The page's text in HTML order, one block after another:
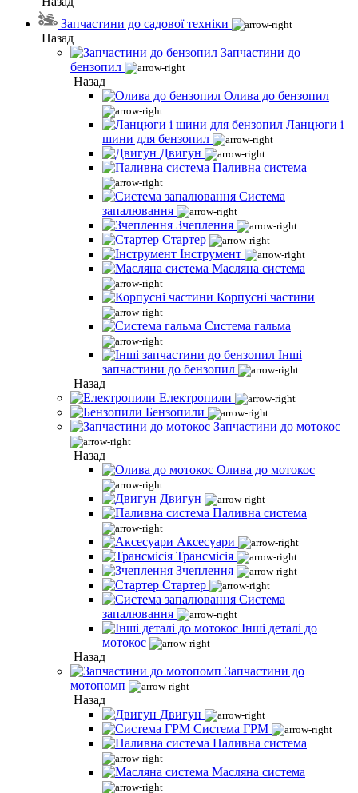
Запчастини до садової техніки
Назад
Запчастини до
бензопил
Назад
Олива до бензопил
Ланцюги і
шини для бензопил
Двигун
Паливна система
Система
запалювання
Зчеплення
Стартер
Інструмент
Масляна система
Корпусні частини
Система гальма
Інші
запчастини до бензопил
Назад
Електропили
Бензопили
Запчастини до мотокос
Назад
Олива до мотокос
Двигун
Паливна система
Аксесуари
Трансмісія
Зчеплення
Стартер
Система
запалювання
Інші деталі до
мотокос
Назад
Запчастини до
мотопомп
Назад
Двигун
Система ГРМ
Паливна система
Масляна система